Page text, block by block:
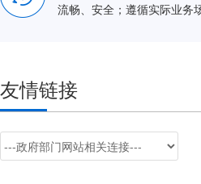
流畅、安全；遵循实际业务
友情链接